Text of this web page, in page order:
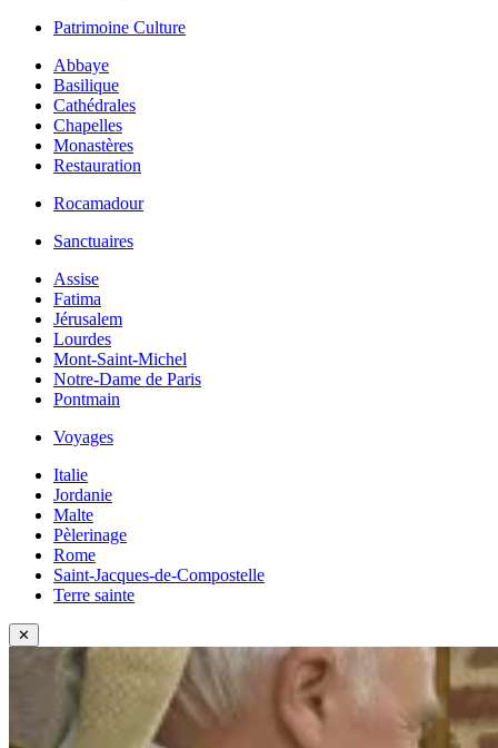
Patrimoine Culture
Abbaye
Basilique
Cathédrales
Chapelles
Monastères
Restauration
Rocamadour
Sanctuaires
Assise
Fatima
Jérusalem
Lourdes
Mont-Saint-Michel
Notre-Dame de Paris
Pontmain
Voyages
Italie
Jordanie
Malte
Pèlerinage
Rome
Saint-Jacques-de-Compostelle
Terre sainte
✕